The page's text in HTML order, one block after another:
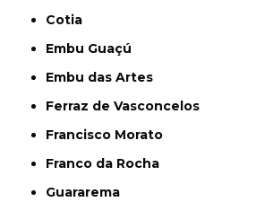
Cotia
Embu Guaçú
Embu das Artes
Ferraz de Vasconcelos
Francisco Morato
Franco da Rocha
Guararema